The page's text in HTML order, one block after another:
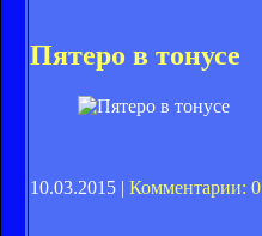
Пятеро в тонусе
10.03.2015 | Комментарии: 0